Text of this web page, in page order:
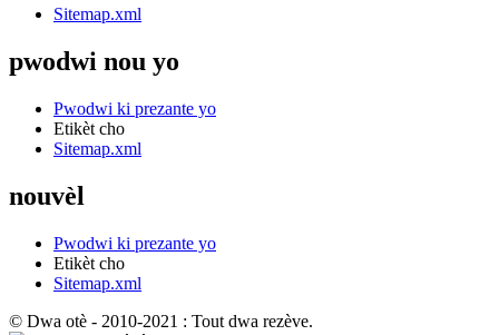
Sitemap.xml
pwodwi nou yo
Pwodwi ki prezante yo
Etikèt cho
Sitemap.xml
nouvèl
Pwodwi ki prezante yo
Etikèt cho
Sitemap.xml
© Dwa otè - 2010-2021 : Tout dwa rezève.